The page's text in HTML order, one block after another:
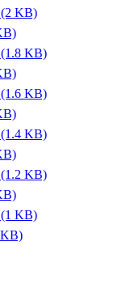
(2 KB)
(1.8 KB)
(1.6 KB)
(1.4 KB)
(1.2 KB)
(1 KB)